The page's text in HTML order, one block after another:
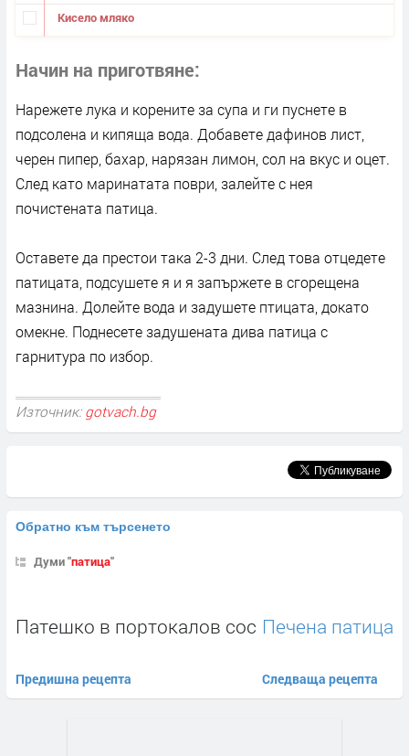
Кисело мляко
Начин на приготвяне
Нарежете лука и корените за супа и ги пуснете в
подсолена и кипяща вода. Добавете дафинов лист,
черен пипер, бахар, нарязан лимон, сол на вкус и оцет.
След като маринатата поври, залейте с нея
почистената патица.
Оставете да престои така 2-3 дни. След това отцедете
патицата, подсушете я и я запържете в сгорещена
мазнина. Долейте вода и задушете птицата, докато
омекне. Поднесете задушената дива патица с
гарнитура по избор.
Източник: gotvach.bg
Обратно към търсенето
Думи "патица"
Патешко в портокалов сос
Предишна рецепта
Печена патица
Следваща рецепта